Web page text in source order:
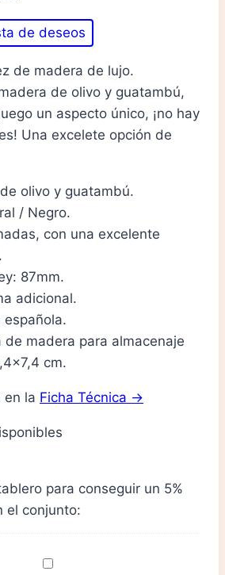
de deseos
de madera de lujo.
de olivo y guatambú,
un aspecto único, ¡no hay
Una excelete opción de
olivo y guatambú.
/ Negro.
con una excelente
87mm.
adicional.
española.
de madera para almacenaje
cm.
en la Ficha Técnica →
para conseguir un 5%
el conjunto:
Tablero